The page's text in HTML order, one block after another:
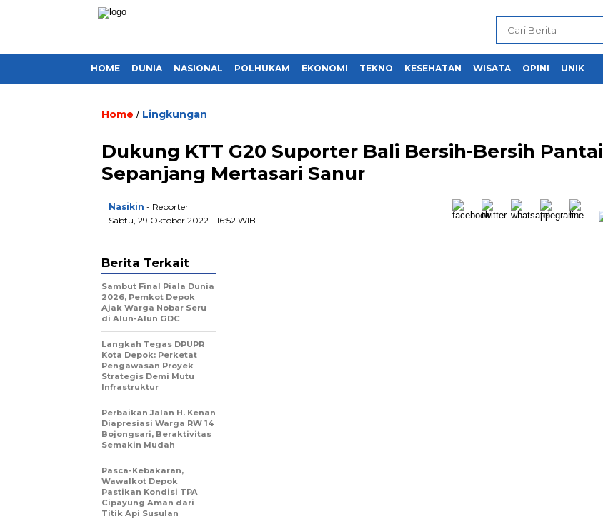
HOME DUNIA NASIONAL POLHUKAM EKONOMI TEKNO KESEHATAN WISATA OPINI UNIK
Home / Lingkungan
Dukung KTT G20 Suporter Bali Bersih-Bersih Pantai
Sepanjang Mertasari Sanur
Nasikin - Reporter
Sabtu, 29 Oktober 2022 - 16:52 WIB
Berita Terkait
Sambut Final Piala Dunia
2026, Pemkot Depok
Ajak Warga Nobar Seru
di Alun-Alun GDC
Langkah Tegas DPUPR
Kota Depok: Perketat
Pengawasan Proyek
Strategis Demi Mutu
Infrastruktur
Perbaikan Jalan H. Kenan
Diapresiasi Warga RW 14
Bojongsari, Beraktivitas
Semakin Mudah
Pasca-Kebakaran,
Wawalkot Depok
Pastikan Kondisi TPA
Cipayung Aman dari
Titik Api Susulan